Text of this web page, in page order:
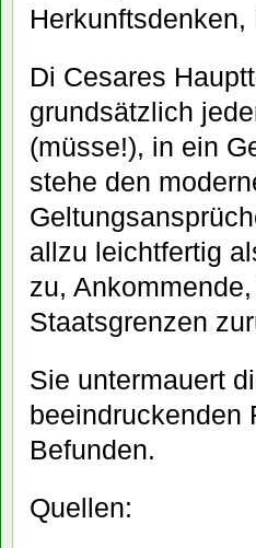
Di Cesares
grundsätzlich
(müsse!), in ein
stehe den
allzu leichtfertig
zu,
Staatsgrenzen
Sie untermauert
beeindruckenden
Befunden.
Quellen: